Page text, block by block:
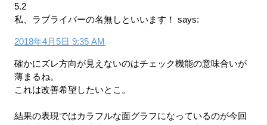
5.2
私、ラブライバーの名無しといいます！
says:
2018年4月5日 9:35 AM
確かにズレ方向が見えないのはチェック機能の意味合いが
薄まるね。
これは改善希望したいとこ。
結果の表現ではカラフルな面グラフになっているのが今回